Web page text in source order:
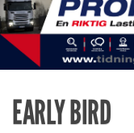
EARLY BIRD